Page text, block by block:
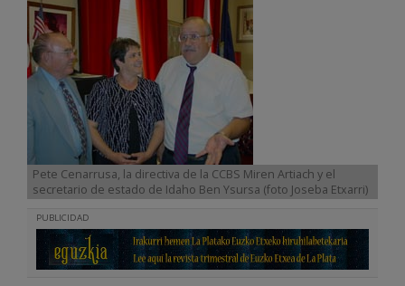
Pete Cenarrusa, la directiva de la CCBS Miren Artiach y el
secretario de estado de Idaho Ben Ysursa (foto Joseba Etxarri)
PUBLICIDAD